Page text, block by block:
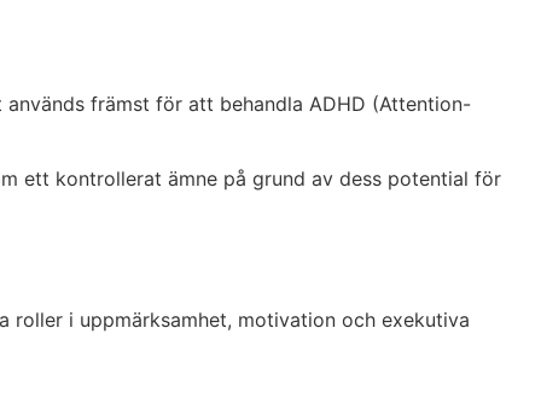
främst för att behandla ADHD (Attention-
ett kontrollerat ämne på grund av dess potential för
roller i uppmärksamhet, motivation och exekutiva